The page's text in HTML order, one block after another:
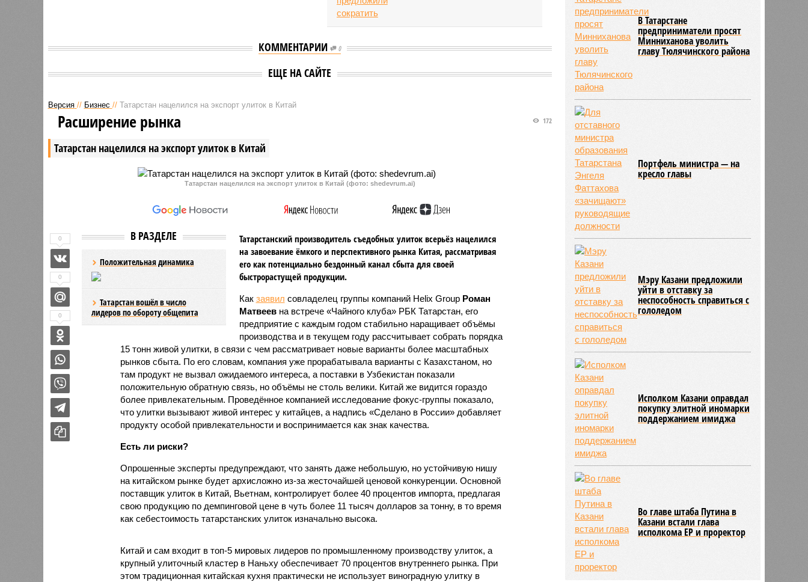
КОММЕНТАРИИ 0
ЕЩЕ НА САЙТЕ
Версия // Бизнес // Татарстан нацелился на экспорт улиток в Китай
Татарстан нацелился на экспорт улиток в Китай
172
Расширение рынка
Татарстан нацелился на экспорт улиток в Китай (фото: shedevrum.ai)
В РАЗДЕЛЕ
Положительная динамика
Татарстан вошёл в число
лидеров по обороту общепита
Татарстанский производитель съедобных улиток всерьёз нацелился
на завоевание ёмкого и перспективного рынка Китая, рассматривая
его как потенциально бездонный канал сбыта для своей
быстрорастущей продукции.
Как заявил совладелец группы компаний Helix Group Роман
Матвеевна встрече «Чайного клуба» РБК Татарстан, его
предприятие с каждым годом стабильно наращивает объёмы
производства и в текущем году рассчитывает собрать порядка
15 тонн живой улитки, в связи с чем рассматривает новые варианты более масштабных
рынков сбыта. По его словам, компания уже прорабатывала варианты с Казахстаном, но
там продукт не вызвал ожидаемого интереса, а поставки в Узбекистан показали
положительную обратную связь, но объёмы не столь велики. Китай же видится гораздо
более привлекательным. Проведённое компанией исследование фокус-группы показало,
что улитки вызывают живой интерес у китайцев, а надпись «Сделано в России» добавляет
продукту особой привлекательности и воспринимается как знак качества.
Есть ли риски?
Опрошенные эксперты предупреждают, что занять даже небольшую, но устойчивую нишу
на китайском рынке будет архисложно из-за жесточайшей ценовой конкуренции. Основной
поставщик улиток в Китай, Вьетнам, контролирует более 40 процентов импорта, предлагая
свою продукцию по демпинговой цене в чуть более 11 тысяч долларов за тонну, в то время
как себестоимость татарстанских улиток изначально высока.
Китай и сам входит в топ-5 мировых лидеров по промышленному производству улиток, а
крупный улиточный кластер в Наньху обеспечивает 70 процентов внутреннего рынка. При
этом традиционная китайская кухня практически не использует виноградную улитку в
0
0
0
В Татарстане
предприниматели просят
Минниханова уволить
главу Тюлячинского района
Портфель министра — на
кресло главы
Мэру Казани предложили
уйти в отставку за
неспособность справиться с
гололедом
Исполком Казани оправдал
покупку элитной иномарки
поддержанием имиджа
Во главе штаба Путина в
Казани встали глава
исполкома ЕР и проректор